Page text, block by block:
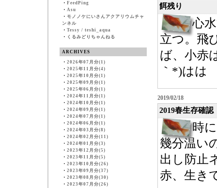
・ FeedPing
・ Asu
・ モノノケにいさんアクアリウムチャ
ンネル
・ Tessy / teshi_aqua
・ くるみどりちゃんねる
ARCHIVES
・ 2026年07月分(1)
・ 2025年11月分(4)
・ 2025年10月分(1)
・ 2025年09月分(1)
・ 2025年06月分(1)
・ 2024年11月分(1)
・ 2024年10月分(1)
・ 2024年09月分(1)
・ 2024年07月分(1)
・ 2024年06月分(1)
・ 2024年03月分(8)
・ 2024年02月分(11)
・ 2024年01月分(3)
・ 2023年12月分(5)
・ 2023年11月分(5)
・ 2023年10月分(26)
・ 2023年09月分(37)
・ 2023年08月分(30)
・ 2023年07月分(26)
餌残り
心
立つ。飛
ば、小赤
｀*)はは
2019/02/18
2019春生存確認
時
幾分温い
出し防止
赤、生き